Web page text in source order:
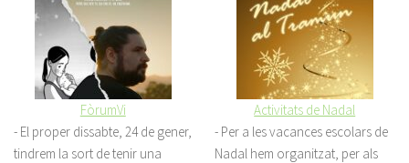
FòrumVi
- El proper dissabte, 24 de gener,
tindrem la sort de tenir una
Activitats de Nadal
- Per a les vacances escolars de
Nadal hem organitzat, per als